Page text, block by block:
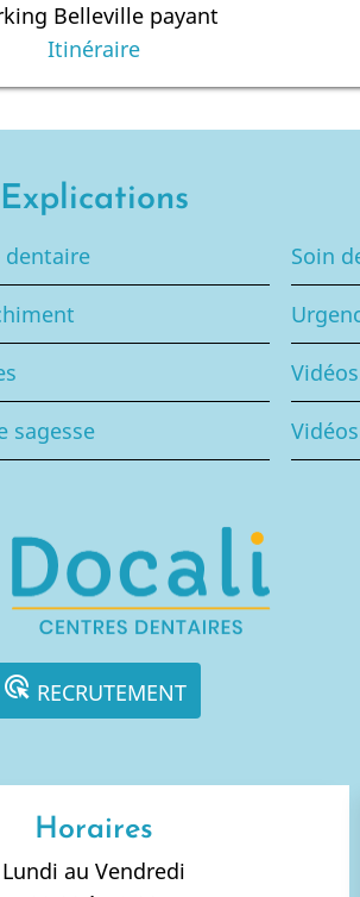
Belleville payant
Itinéraire
Explications
dentaire
sagesse
Soin
ads_click RECRUTEMENT
Horaires
Lundi au Vendredi